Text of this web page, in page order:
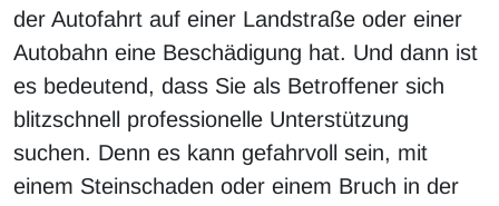
der Autofahrt auf einer Landstraße oder einer
Autobahn eine Beschädigung hat. Und dann ist
es bedeutend, dass Sie als Betroffener sich
blitzschnell professionelle Unterstützung
suchen. Denn es kann gefahrvoll sein, mit
einem Steinschaden oder einem Bruch in der